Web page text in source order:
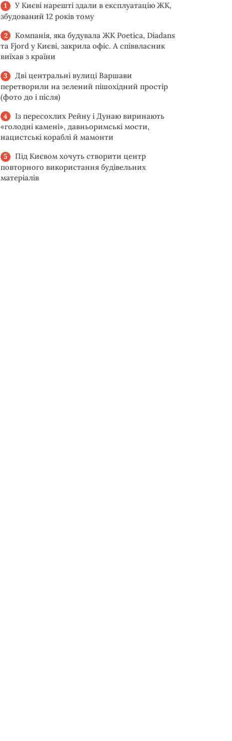
У Києві нарешті здали в експлуатацію ЖК,
збудований 12 років тому
Компанія, яка будувала ЖК Poetica, Diadans
та Fjord у Києві, закрила офіс. А співвласник
виїхав з країни
Дві центральні вулиці Варшави
перетворили на зелений пішохідний простір
(фото до і після)
Із пересохлих Рейну і Дунаю виринають
«голодні камені», давньоримські мости,
нацистські кораблі й мамонти
Під Києвом хочуть створити центр
повторного використання будівельних
матеріалів